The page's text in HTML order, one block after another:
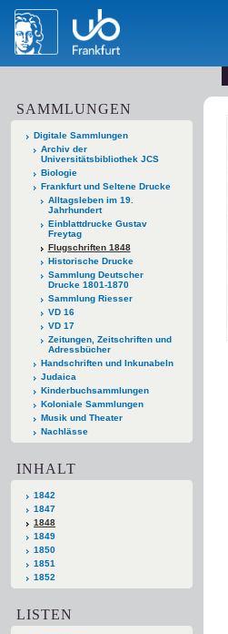
SAMMLUNGEN
Digitale Sammlungen
Archiv der
Universitätsbibliothek JCS
Biologie
Frankfurt und Seltene Drucke
Alltagsleben im 19.
Jahrhundert
Einblattdrucke Gustav
Freytag
Flugschriften 1848
Historische Drucke
Sammlung Deutscher
Drucke 1801-1870
Sammlung Riesser
VD 16
VD 17
Zeitungen, Zeitschriften und
Adressbücher
Handschriften und Inkunabeln
Judaica
Kinderbuchsammlungen
Koloniale Sammlungen
Musik und Theater
Nachlässe
INHALT
1842
1847
1848
1849
1850
1851
1852
LISTEN